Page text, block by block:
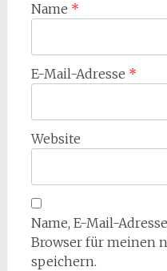
Name *
E-Mail-Adresse *
Website
Name, E-Mail-
Browser für meinen
speichern.